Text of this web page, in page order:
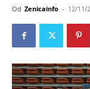
Od Zenicainfo - 12/11/